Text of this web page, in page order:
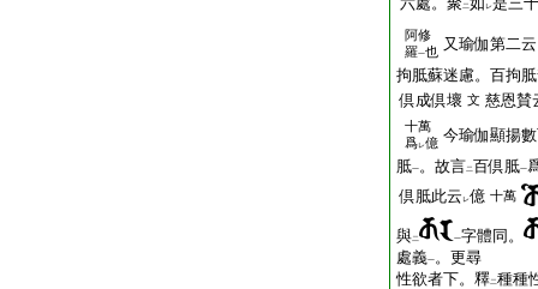
二 レ
阿修
羅一也 又瑜伽第二
拘胝蘇迷慮。百拘
倶成倶壞 文 慈恩賛
十萬
爲レ億 今瑜伽顯揚
胝一。故言二百倶胝一
倶胝此云 レ億 十萬
與二 一字體同。
處義一。更尋
性欲者下。釋二種種